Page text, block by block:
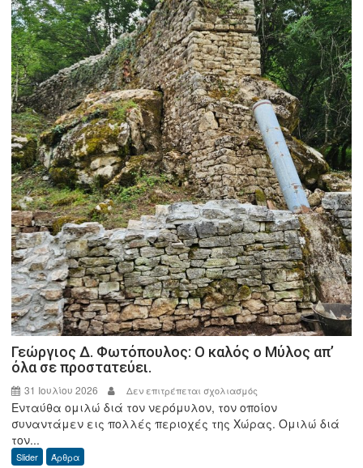
Γεώργιος Δ. Φωτόπουλος: Ο καλός ο Μύλος απ’
όλα σε προστατεύει.
31 Ιουλίου 2026 Δεν επιτρέπεται σχολιασμός
Γεώργιος
Δ.
Ενταύθα ομιλώ διά τον νερόμυλον, τον οποίον
συναντάμεν εις πολλές περιοχές της Χώρας. Ομιλώ διά
τον...
Slider Άρθρα